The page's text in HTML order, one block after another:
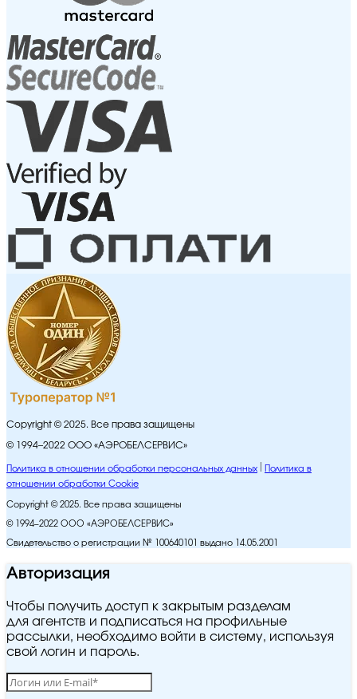
Copyright © 2025. Все права защищены
© 1994–2022 ООО «АЭРОБЕЛСЕРВИС»
Политика в отношении обработки персональных данных
Политика в
отношении обработки Cookie
Copyright © 2025. Все права защищены
© 1994–2022 ООО «АЭРОБЕЛСЕРВИС»
Свидетельство о регистрации № 100640101 выдано 14.05.2001
Авторизация
Чтобы получить доступ к закрытым разделам
для агентств и подписаться на профильные
рассылки, необходимо войти в систему, используя
свой логин и пароль.